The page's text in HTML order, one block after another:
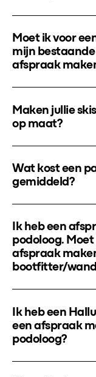
Moet ik voor
mijn
afspraak
Maken jullie
op maat?
Wat kost een
gemiddeld?
Ik heb een
podoloog. Moet
afspraak
bootfitter/
Ik heb een
een afspraak
podoloog?